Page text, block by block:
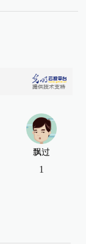
飘过
1